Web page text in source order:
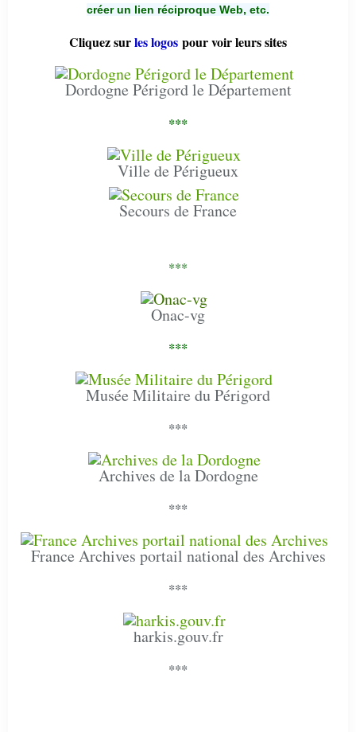
créer un lien réciproque Web, etc.
Cliquez surles logos pour voir leurs sites
Dordogne Périgord le Département
***
Ville de Périgueux
Secours de France
***
Onac-vg
***
Musée Militaire du Périgord
***
Archives de la Dordogne
***
France Archives portail national des Archives
***
harkis.gouv.fr
***